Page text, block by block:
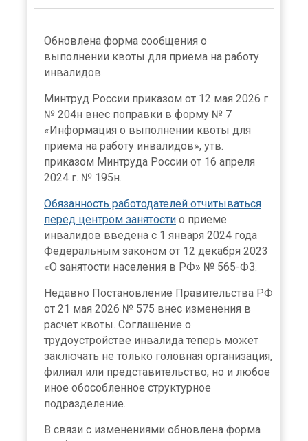
Обновлена форма сообщения о
выполнении квоты для приема на работу
инвалидов.
Минтруд России приказом от 12 мая 2026 г.
№ 204н внес поправки в форму № 7
«Информация о выполнении квоты для
приема на работу инвалидов», утв.
приказом Минтруда России от 16 апреля
2024 г. № 195н.
Обязанность работодателей отчитываться
перед центром занятости о приеме
инвалидов введена с 1 января 2024 года
Федеральным законом от 12 декабря 2023
«О занятости населения в РФ» № 565-ФЗ.
Недавно Постановление Правительства РФ
от 21 мая 2026 № 575 внес изменения в
расчет квоты. Соглашение о
трудоустройстве инвалида теперь может
заключать не только головная организация,
филиал или представительство, но и любое
иное обособленное структурное
подразделение.
В связи с изменениями обновлена форма